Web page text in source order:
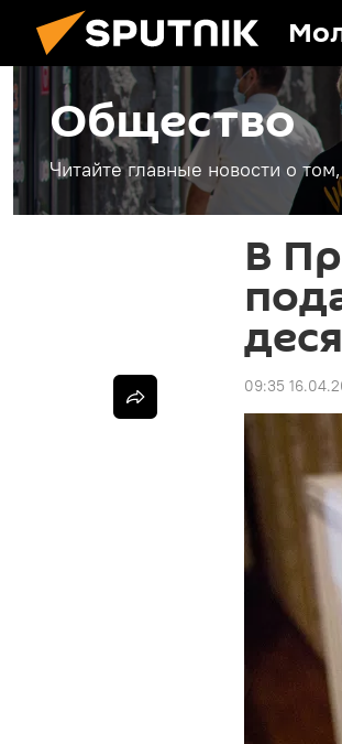
Общество
Читайте главные новости о
В
09:35